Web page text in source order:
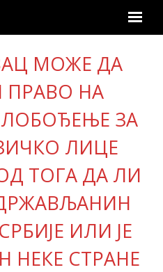
МОЖЕ ДА
ПРАВО НА
ЗА
ЛИЦЕ
ТОГА ДА ЛИ
ИЛИ ЈЕ
СТРАНЕ